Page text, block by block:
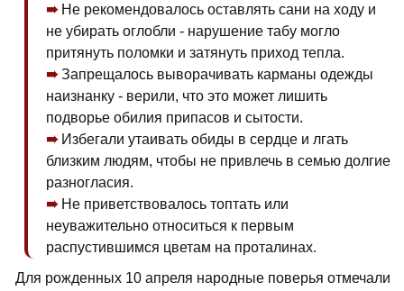
Не рекомендовалось оставлять сани на ходу и
не убирать оглобли - нарушение табу могло
притянуть поломки и затянуть приход тепла.
Запрещалось выворачивать карманы одежды
наизнанку - верили, что это может лишить
подворье обилия припасов и сытости.
Избегали утаивать обиды в сердце и лгать
близким людям, чтобы не привлечь в семью долгие
разногласия.
Не приветствовалось топтать или
неуважительно относиться к первым
распустившимся цветам на проталинах.
Для рожденных 10 апреля народные поверья отмечали